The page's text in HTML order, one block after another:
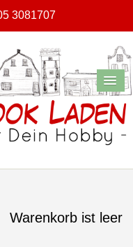
3081707
Warenkorb ist leer